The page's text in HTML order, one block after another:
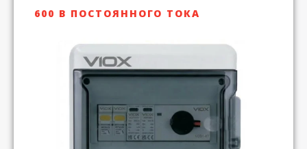
600 В ПОСТОЯННОГО ТОКА